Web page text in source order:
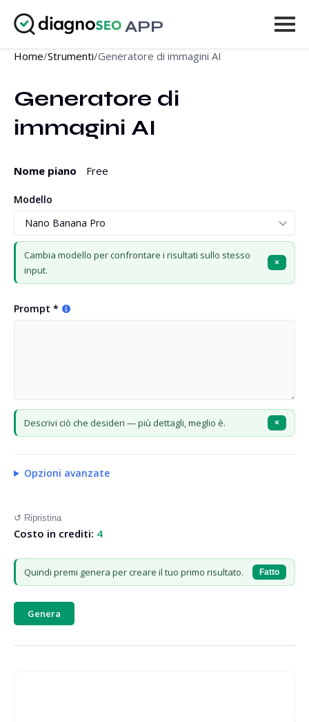
APP
Strumenti
Prezzi
Altro
AGGIORNA
Home/Strumenti/Generatore di immagini AI
Generatore di
immagini AI
Nome piano Free
Modello
Cambia modello per confrontare i risultati sullo stesso
input.
×
Prompt *
Descrivi ciò che desideri — più dettagli, meglio è. ×
Opzioni avanzate
↺ Ripristina
Costo in crediti: 4
Quindi premi genera per creare il tuo primo risultato. Fatto
Genera